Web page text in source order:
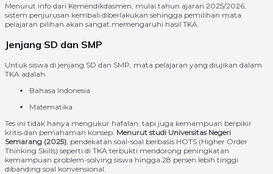
Menurut info dari Kemendikdasmen, mulai tahun ajaran 2025/2026,
sistem penjurusan kembali diberlakukan sehingga pemilihan mata
pelajaran pilihan akan sangat memengaruhi hasil TKA.
Jenjang SD dan SMP
Untuk siswa di jenjang SD dan SMP, mata pelajaran yang diujikan dalam
TKA adalah:
Bahasa Indonesia
Matematika
Tes ini tidak hanya mengukur hafalan, tapi juga kemampuan berpikir
kritis dan pemahaman konsep. Menurut studi Universitas Negeri
Semarang (2025) , pendekatan soal-soal berbasis HOTS (Higher Order
Thinking Skills) seperti di TKA terbukti mendorong peningkatan
kemampuan problem-solving siswa hingga 28 persen lebih tinggi
dibanding soal konvensional.